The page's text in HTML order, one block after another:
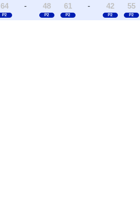
64 - 48 61 - 42 55